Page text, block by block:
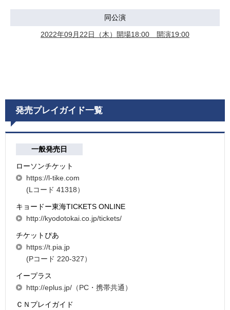
同公演
2022年09月22日（木）開場18:00 開演19:00
発売プレイガイド一覧
一般発売日
ローソンチケット
https://l-tike.com
(Lコード 41318）
キョードー東海TICKETS ONLINE
http://kyodotokai.co.jp/tickets/
チケットぴあ
https://t.pia.jp
(Pコード 220-327）
イープラス
http://eplus.jp/（PC・携帯共通）
ＣＮプレイガイド